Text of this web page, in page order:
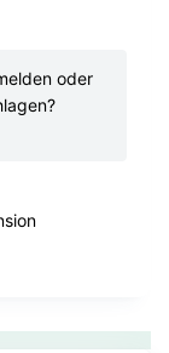
oder